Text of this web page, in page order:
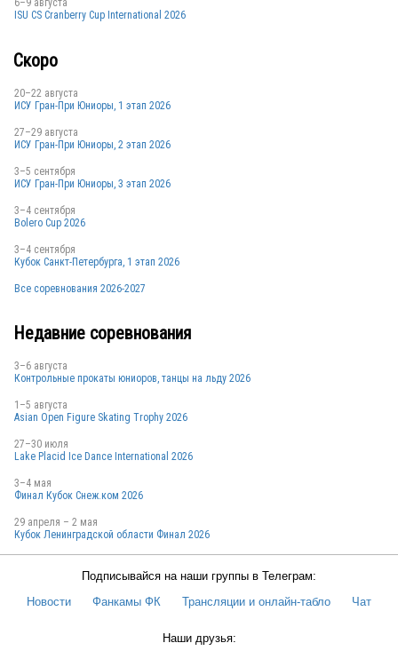
6–9 августа
ISU CS Cranberry Cup International 2026
Скоро
20–22 августа
ИСУ Гран-При Юниоры, 1 этап 2026
27–29 августа
ИСУ Гран-При Юниоры, 2 этап 2026
3–5 сентября
ИСУ Гран-При Юниоры, 3 этап 2026
3–4 сентября
Bolero Cup 2026
3–4 сентября
Кубок Санкт-Петербурга, 1 этап 2026
Все соревнования 2026-2027
Недавние соревнования
3–6 августа
Контрольные прокаты юниоров, танцы на льду 2026
1–5 августа
Asian Open Figure Skating Trophy 2026
27–30 июля
Lake Placid Ice Dance International 2026
3–4 мая
Финал Кубок Снеж.ком 2026
29 апреля – 2 мая
Кубок Ленинградской области Финал 2026
Подписывайся на наши группы в Телеграм:
Новости
Фанкамы ФК Трансляции и онлайн-табло Чат
Наши друзья: